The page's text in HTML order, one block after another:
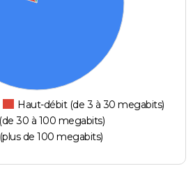
Haut-débit (de 3 à 30 megabits)
30 à 100 megabits)
de 100 megabits)